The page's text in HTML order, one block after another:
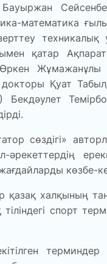
математика
техникалық
қатар
Қуат
сөздігі»
көзбе-
халқының
тіліндегі спорт
терминдер